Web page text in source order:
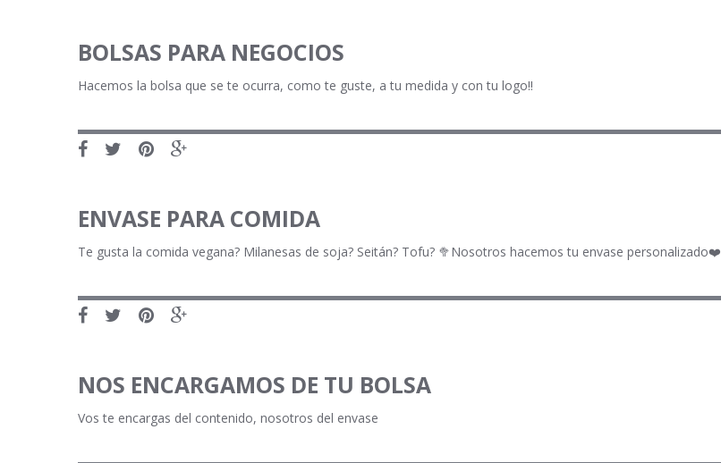
BOLSAS PARA NEGOCIOS
Hacemos la bolsa que se te ocurra, como te guste, a tu medida y con tu logo!!
ENVASE PARA COMIDA
Te gusta la comida vegana? Milanesas de soja? Seitán? Tofu? 🥦Nosotros hacemos tu envase personalizado❤️
NOS ENCARGAMOS DE TU BOLSA
Vos te encargas del contenido, nosotros del envase